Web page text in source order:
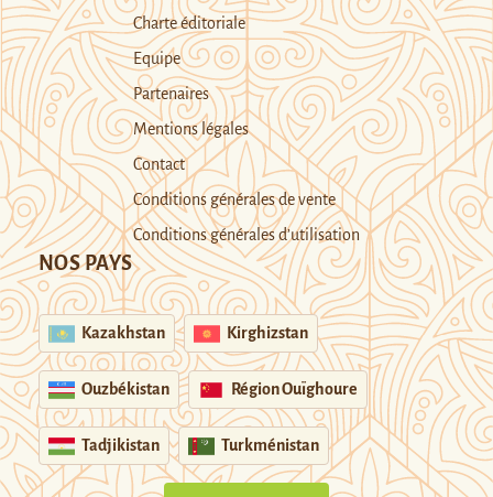
Charte éditoriale
Equipe
Partenaires
Mentions légales
Contact
Conditions générales de vente
Conditions générales d’utilisation
NOS PAYS
Kazakhstan Kirghizstan
Ouzbékistan Région Ouïghoure
Tadjikistan Turkménistan